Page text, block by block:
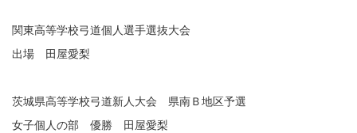
関東高等学校弓道個人選手選抜大会
出場 田屋愛梨
茨城県高等学校弓道新人大会
県南Ｂ地区予選
女子個人の部 優勝 田屋愛梨